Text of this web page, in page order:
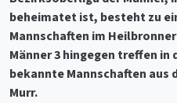
beheimatet ist, besteht zu
Mannschaften im
Männer 3 hingegen treffen
bekannte Mannschaften aus
Murr.